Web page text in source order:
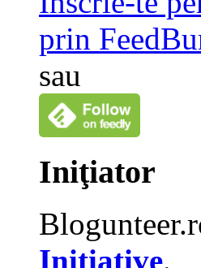
prin
sau
Iniţiator
Initiative.